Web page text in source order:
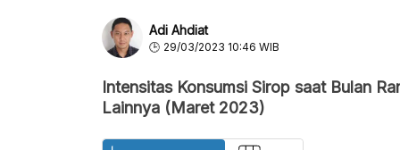
Adi Ahdiat
29/03/2023 10:46 WIB
Intensitas Konsumsi Sirop saat Bulan
Lainnya (Maret 2023)